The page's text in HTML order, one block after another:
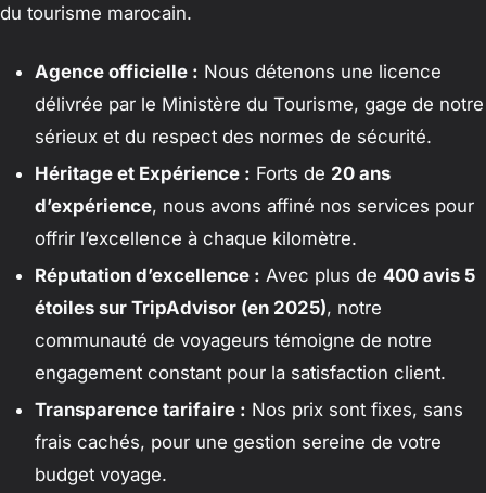
du tourisme marocain.
Agence officielle : Nous détenons une licence
délivrée par le Ministère du Tourisme, gage de notre
sérieux et du respect des normes de sécurité.
Héritage et Expérience : Forts de 20 ans
d’expérience, nous avons affiné nos services pour
offrir l’excellence à chaque kilomètre.
Réputation d’excellence : Avec plus de 400 avis 5
étoiles sur TripAdvisor (en 2025), notre
communauté de voyageurs témoigne de notre
engagement constant pour la satisfaction client.
Transparence tarifaire : Nos prix sont fixes, sans
frais cachés, pour une gestion sereine de votre
budget voyage.